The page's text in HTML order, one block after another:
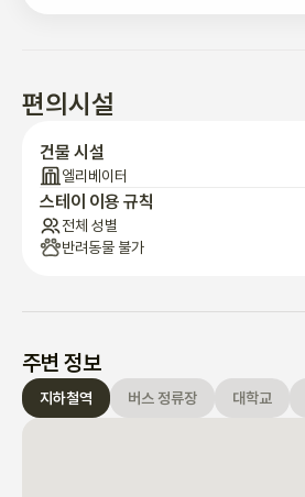
도록 방법을 안내드릴게요 :)💖
숙소 내 흡연은 절대 금지, 반려동물 동반
편의시설
건물 시설
엘리베이터
스테이 이용 규칙
전체 성별
반려동물 불가
주변 정보
지하철역 버스 정류장 대학교